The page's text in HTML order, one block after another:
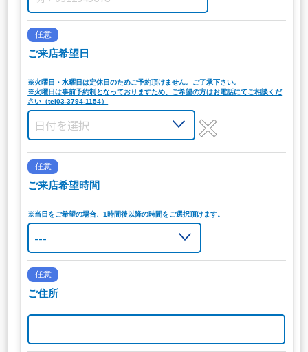
任意
ご来店希望日
※火曜日・水曜日は定休日のためご予約頂けません。ご了承下さい。
※火曜日は事前予約制となっておりますため、ご希望の方はお電話にてご相談くだ
さい（tel03-3794-1154）
任意
ご来店希望時間
※当日をご希望の場合、1時間後以降の時間をご選択頂けます。
任意
ご住所